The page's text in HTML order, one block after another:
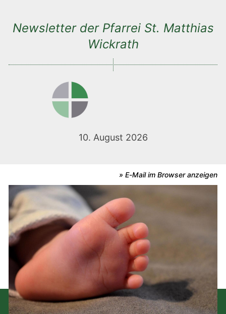
Newsletter der Pfarrei St. Matthias
Wickrath
10. August 2026
» E-Mail im Browser anzeigen